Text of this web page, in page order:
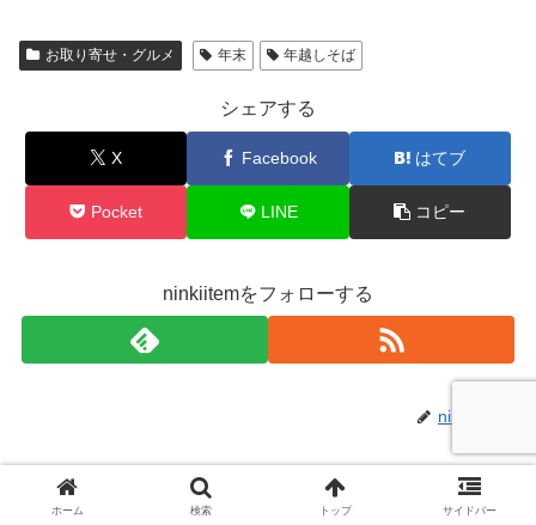
お取り寄せ・グルメ 年末 年越しそば
シェアする
X Facebook はてブ
Pocket LINE コピー
ninkiitemをフォローする
ninkiitem
関連記事
ホーム 検索 トップ サイドバー